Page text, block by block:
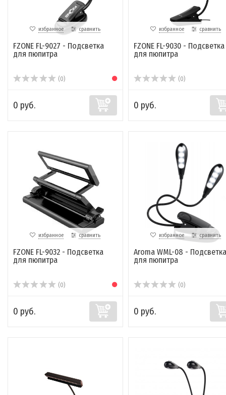
избранное сравнить
FZONE FL-9027 - Подсветка
для пюпитра
(0)
0 руб.
избранное сравнить
FZONE FL-9030 - Подсветка
для пюпитра
(0)
0 руб.
избранное сравнить
FZONE FL-9032 - Подсветка
для пюпитра
(0)
0 руб.
избранное сравнить
Aroma WML-08 - Подсветка
для пюпитра
(0)
0 руб.